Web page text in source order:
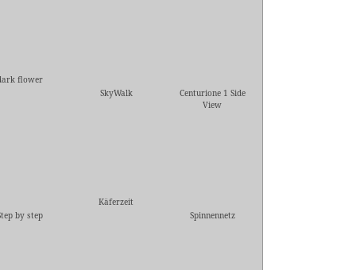
flower
SkyWalk
Centurione 1 Side
View
by step
Käferzeit
Spinnennetz